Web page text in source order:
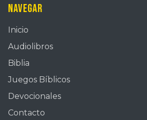
Navegar
Inicio
Audiolibros
Biblia
Juegos Bíblicos
Devocionales
Contacto